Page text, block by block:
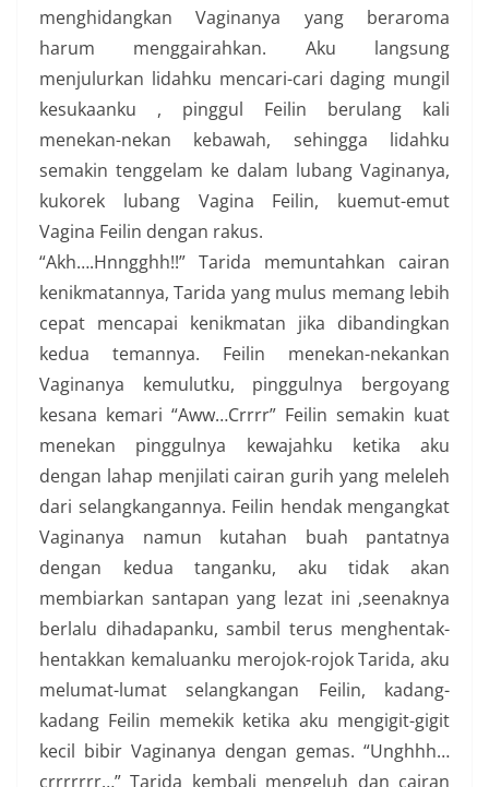
menghidangkan Vaginanya yang beraroma
harum menggairahkan. Aku langsung
menjulurkan lidahku mencari-cari daging mungil
kesukaanku , pinggul Feilin berulang kali
menekan-nekan kebawah, sehingga lidahku
semakin tenggelam ke dalam lubang Vaginanya,
kukorek lubang Vagina Feilin, kuemut-emut
Vagina Feilin dengan rakus.
“Akh….Hnngghh!!” Tarida memuntahkan cairan
kenikmatannya, Tarida yang mulus memang lebih
cepat mencapai kenikmatan jika dibandingkan
kedua temannya. Feilin menekan-nekankan
Vaginanya kemulutku, pinggulnya bergoyang
kesana kemari “Aww…Crrrr” Feilin semakin kuat
menekan pinggulnya kewajahku ketika aku
dengan lahap menjilati cairan gurih yang meleleh
dari selangkangannya. Feilin hendak mengangkat
Vaginanya namun kutahan buah pantatnya
dengan kedua tanganku, aku tidak akan
membiarkan santapan yang lezat ini ,seenaknya
berlalu dihadapanku, sambil terus menghentak-
hentakkan kemaluanku merojok-rojok Tarida, aku
melumat-lumat selangkangan Feilin, kadang-
kadang Feilin memekik ketika aku mengigit-gigit
kecil bibir Vaginanya dengan gemas. “Unghhh…
crrrrrrr…” Tarida kembali mengeluh dan cairan